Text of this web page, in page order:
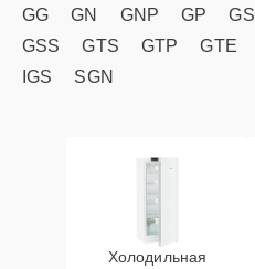
GG
GN GNP GP GS
GSS
GTS GTP GTE
IGS
SGN
Холодильная